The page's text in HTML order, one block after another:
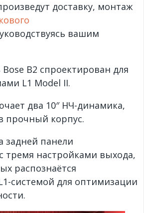
доставку, монтаж
вашим
B2 спроектирован для
L1 Model II.
два 10″ НЧ-динамика,
прочный корпус.
задней панели
тремя настройками выхода,
распознаётся
системой для оптимизации